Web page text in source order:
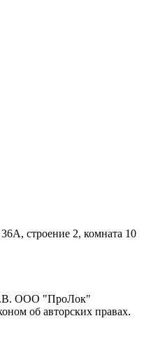
строение 2, комната 10
ООО "ПроЛок"
об авторских правах.